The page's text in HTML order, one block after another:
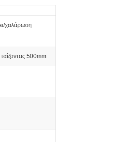
χαλάρωση
500mm